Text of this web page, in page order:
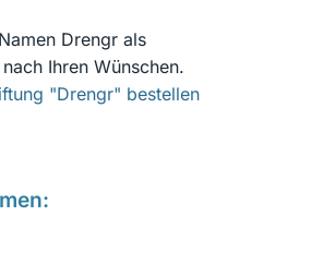
Drengr als
Ihren Wünschen.
"Drengr" bestellen